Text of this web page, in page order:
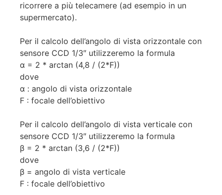
ricorrere a più telecamere (ad esempio in un
supermercato).
Per il calcolo dell’angolo di vista orizzontale con
sensore CCD 1/3″ utilizzeremo la formula
α = 2 * arctan (4,8 / (2*F))
dove
α : angolo di vista orizzontale
F : focale dell’obiettivo
Per il calcolo dell’angolo di vista verticale con
sensore CCD 1/3″ utilizzeremo la formula
β = 2 * arctan (3,6 / (2*F))
dove
β = angolo di vista verticale
F : focale dell’obiettivo